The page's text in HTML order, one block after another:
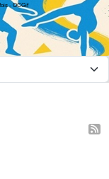
- OCGif